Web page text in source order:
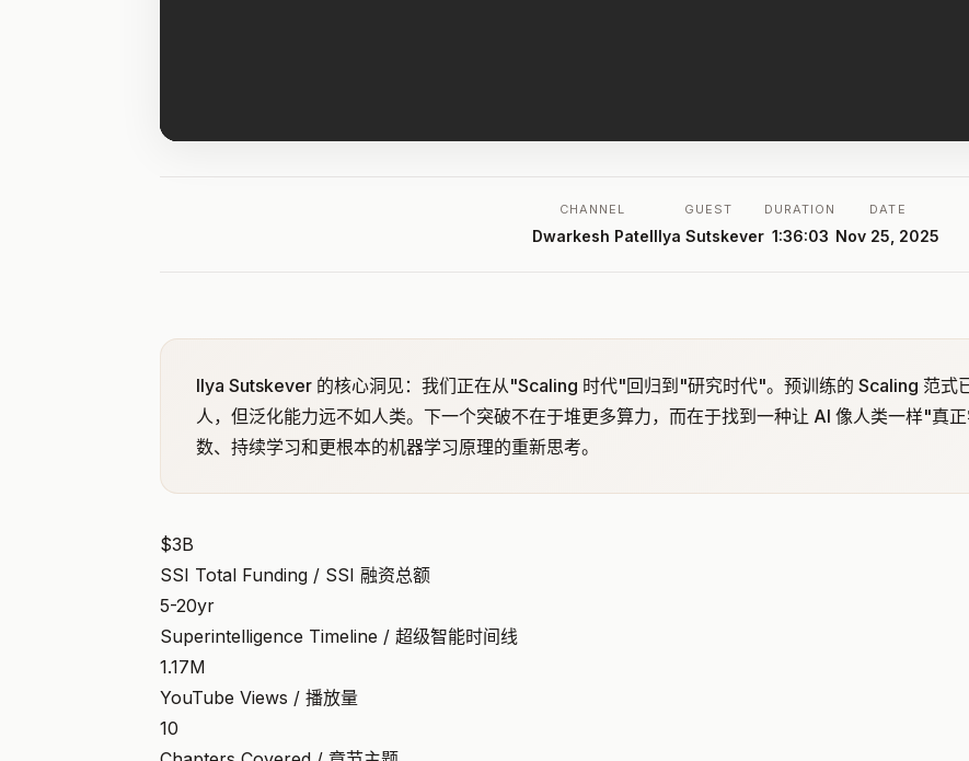
CHANNEL
Dwarkesh Patel
GUEST
Ilya Sutskever
DURATION
1:36:03
DATE
Nov 25, 2025
Ilya Sutskever 的核心洞见：我们正在从"Scaling 时代"回归到"研究时代"。预训练的 Scaling 范式
人，但泛化能力远不如人类。下一个突破不在于堆更多算力，而在于找到一种让 AI 像人类一样"真
数、持续学习和更根本的机器学习原理的重新思考。
$3B
SSI Total Funding / SSI 融资总额
5-20yr
Superintelligence Timeline / 超级智能时间线
1.17M
YouTube Views / 播放量
10